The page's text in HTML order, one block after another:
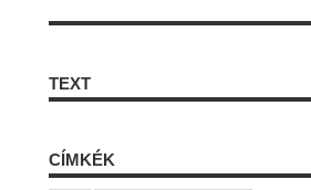
TEXT
CÍMKÉK